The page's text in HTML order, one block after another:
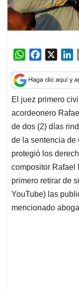
W
a
t
s
A
p
p
c
e
b
o
o
k
n
k
e
d
I
n
El juez primero
acordeonero
de dos (2) días
de la sentencia de
protegió los
compositor Rafael
primero retirar de
YouTube) las
mencionado